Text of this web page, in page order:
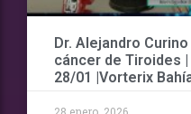
Dr. Alejandro
cáncer de Tiroides
28/01 |Vorterix